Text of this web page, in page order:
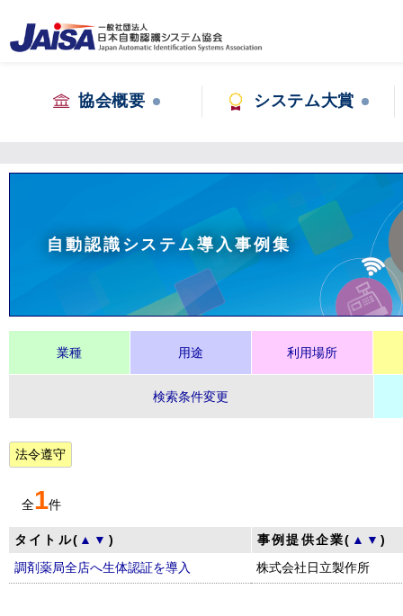
協会概要 システム大賞
自動認識システム導入事例集
業種 用途 利用場所
検索条件変更
法令遵守
全1件
タイトル( ▲ ▼ ) 事例提供企業( ▲ ▼)
調剤薬局全店へ生体認証を導入
株式会社日立製作所